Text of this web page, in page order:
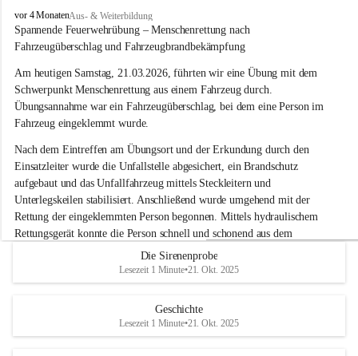
F
r
e
w
i
l
l
i
g
e
F
e
u
e
r
w
e
vor 4 MonatenAus- & Weiterbildung
Spannende Feuerwehrübung – Menschenrettung nach
Fahrzeugüberschlag und Fahrzeugbrandbekämpfung
Am heutigen Samstag, 21.03.2026, führten wir eine Übung mit dem
Schwerpunkt Menschenrettung aus einem Fahrzeug durch.
Übungsannahme war ein Fahrzeugüberschlag, bei dem eine Person im
Fahrzeug eingeklemmt wurde.
Nach dem Eintreffen am Übungsort und der Erkundung durch den
Einsatzleiter wurde die Unfallstelle abgesichert, ein Brandschutz
aufgebaut und das Unfallfahrzeug mittels Steckleitern und
Unterlegskeilen stabilisiert. Anschließend wurde umgehend mit der
Rettung der eingeklemmten Person begonnen. Mittels hydraulischem
Rettungsgerät konnte die Person schnell und schonend aus dem
Im Anschluss an die technische Übung wurde noch die Bekämpfung
der richtige Umgang mit Handfeuerlöschern besprochen und praktisch
+4
Die Sirenenprobe
Lesezeit 1 Minute•21. Okt. 2025
Geschichte
Lesezeit 1 Minute•21. Okt. 2025